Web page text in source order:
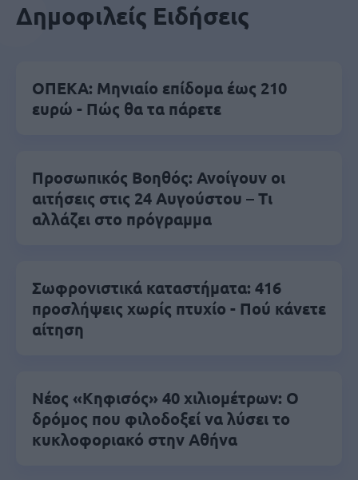
Δημοφιλείς Ειδήσεις
ΟΠΕΚΑ: Μηνιαίο επίδομα έως 210
ευρώ - Πώς θα τα πάρετε
Προσωπικός Βοηθός: Ανοίγουν οι
αιτήσεις στις 24 Αυγούστου – Τι
αλλάζει στο πρόγραμμα
Σωφρονιστικά καταστήματα: 416
προσλήψεις χωρίς πτυχίο - Πού κάνετε
αίτηση
Νέος «Κηφισός» 40 χιλιομέτρων: Ο
δρόμος που φιλοδοξεί να λύσει το
κυκλοφοριακό στην Αθήνα